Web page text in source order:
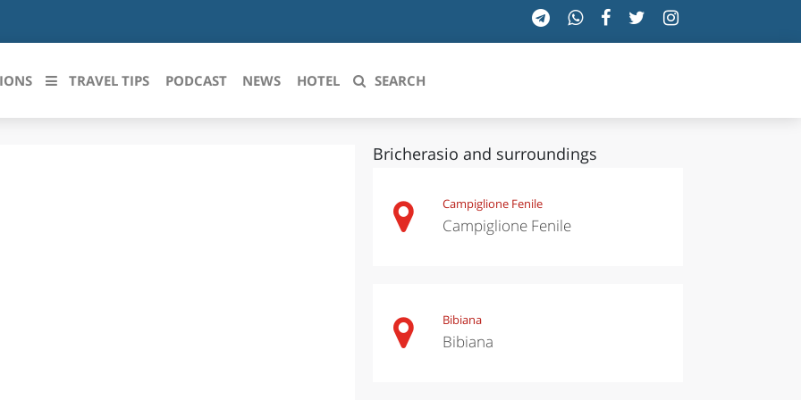
TOSCANA
VALLE D'AOSTA
TRAVEL TIPS PODCAST NEWS HOTEL SEARCH
Bricherasio and surroundings
Campiglione Fenile
Campiglione Fenile
Bibiana
Bibiana